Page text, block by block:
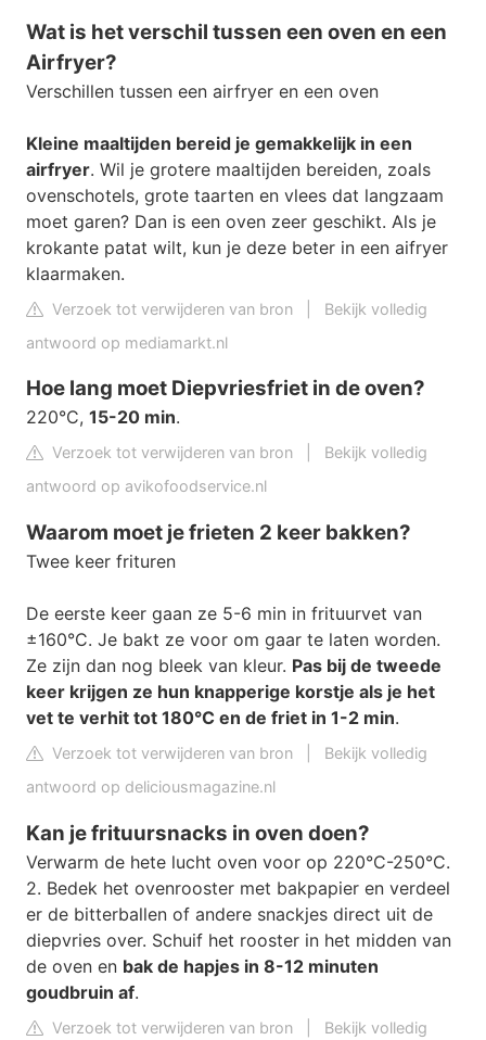
Wat is het verschil tussen een oven en een
Airfryer?
Verschillen tussen een airfryer en een oven
Kleine maaltijden bereid je gemakkelijk in een
airfryer. Wil je grotere maaltijden bereiden, zoals
ovenschotels, grote taarten en vlees dat langzaam
moet garen? Dan is een oven zeer geschikt. Als je
krokante patat wilt, kun je deze beter in een aifryer
klaarmaken.
Verzoek tot verwijderen van bron
Bekijk volledig
antwoord op mediamarkt.nl
Hoe lang moet Diepvriesfriet in de oven?
220°C, 15-20 min.
Verzoek tot verwijderen van bron
Bekijk volledig
antwoord op avikofoodservice.nl
Waarom moet je frieten 2 keer bakken?
Twee keer frituren
De eerste keer gaan ze 5-6 min in frituurvet van
±160°C. Je bakt ze voor om gaar te laten worden.
Ze zijn dan nog bleek van kleur. Pas bij de tweede
keer krijgen ze hun knapperige korstje als je het
vet te verhit tot 180°C en de friet in 1-2 min.
Verzoek tot verwijderen van bron
Bekijk volledig
antwoord op deliciousmagazine.nl
Kan je frituursnacks in oven doen?
Verwarm de hete lucht oven voor op 220°C-250°C.
2. Bedek het ovenrooster met bakpapier en verdeel
er de bitterballen of andere snackjes direct uit de
diepvries over. Schuif het rooster in het midden van
de oven en bak de hapjes in 8-12 minuten
goudbruin af.
Verzoek tot verwijderen van bron
Bekijk volledig